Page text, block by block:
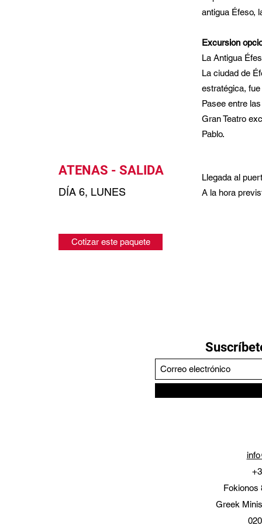
antigua Éfeso,
​Excursion
La Antigua
La ciudad de
estratégica,
Pasee entre
Gran Teatro
Pablo.
ATENAS - SALIDA
DÍA 6, LUNES
Llegada al
A la hora
Cotizar este paquete
Fokionos
Greek